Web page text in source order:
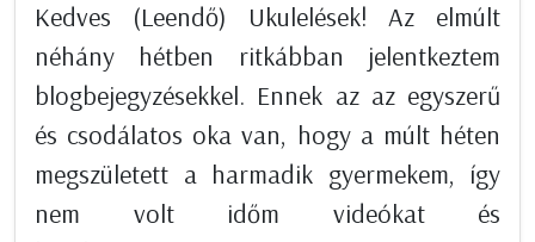
Kedves (Leendő) Ukulelések! Az elmúlt
néhány hétben ritkábban jelentkeztem
blogbejegyzésekkel. Ennek az az egyszerű
és csodálatos oka van, hogy a múlt héten
megszületett a harmadik gyermekem, így
nem volt időm videókat és